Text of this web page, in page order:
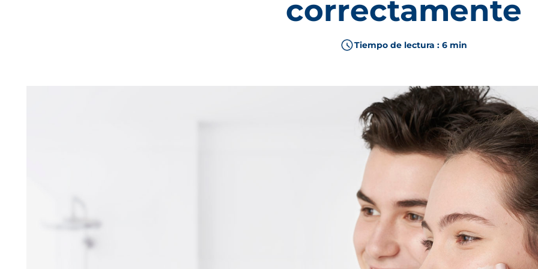
Piel con manchas
Piel dañada y debilitada
Cabello y cuero cabelludo
DESCUBRE MÁS
correctamente
Tiempo de lectura : 6 min